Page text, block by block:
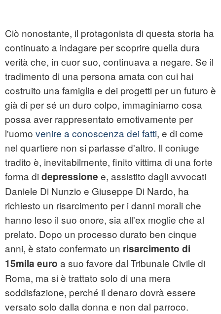
Ciò nonostante, il protagonista di questa storia ha
continuato a indagare per scoprire quella dura
verità che, in cuor suo, continuava a negare. Se il
tradimento di una persona amata con cui hai
costruito una famiglia e dei progetti per un futuro è
già di per sé un duro colpo, immaginiamo cosa
possa aver rappresentato emotivamente per
l'uomo venire a conoscenza dei fatti, e di come
nel quartiere non si parlasse d'altro. Il coniuge
tradito è, inevitabilmente, finito vittima di una forte
forma di depressione e, assistito dagli avvocati
Daniele Di Nunzio e Giuseppe Di Nardo, ha
richiesto un risarcimento per i danni morali che
hanno leso il suo onore, sia all'ex moglie che al
prelato. Dopo un processo durato ben cinque
anni, è stato confermato un risarcimento di
15mila euro a suo favore dal Tribunale Civile di
Roma, ma si è trattato solo di una mera
soddisfazione, perché il denaro dovrà essere
versato solo dalla donna e non dal parroco.